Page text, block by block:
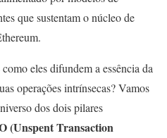
que sustentam o núcleo de
eles difundem a essência da
operações intrínsecas? Vamos
dos dois pilares
(Unspent Transaction